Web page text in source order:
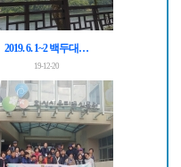
2019. 6. 1~2 백두대…
19-12-20